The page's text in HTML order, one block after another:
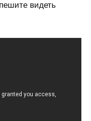
видеть